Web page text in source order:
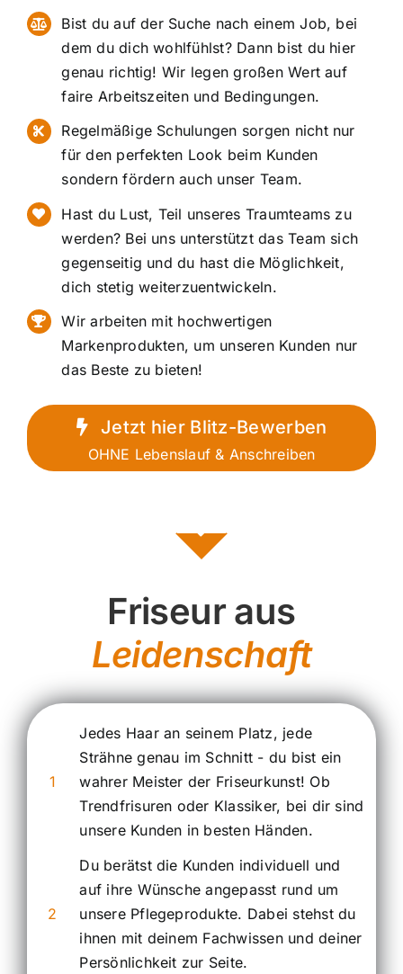
Bist du auf der Suche nach einem Job, bei
dem du dich wohlfühlst? Dann bist du hier
genau richtig! Wir legen großen Wert auf
faire Arbeitszeiten und Bedingungen.
Regelmäßige Schulungen sorgen nicht nur
für den perfekten Look beim Kunden
sondern fördern auch unser Team.
Hast du Lust, Teil unseres Traumteams zu
werden? Bei uns unterstützt das Team sich
gegenseitig und du hast die Möglichkeit,
dich stetig weiterzuentwickeln.
Wir arbeiten mit hochwertigen
Markenprodukten, um unseren Kunden nur
das Beste zu bieten!
Jetzt hier Blitz-Bewerben
OHNE Lebenslauf & Anschreiben
Friseur aus
Leidenschaft
1
Jedes Haar an seinem Platz, jede
Strähne genau im Schnitt - du bist ein
wahrer Meister der Friseurkunst! Ob
Trendfrisuren oder Klassiker, bei dir sind
unsere Kunden in besten Händen.
2
Du berätst die Kunden individuell und
auf ihre Wünsche angepasst rund um
unsere Pflegeprodukte. Dabei stehst du
ihnen mit deinem Fachwissen und deiner
Persönlichkeit zur Seite.